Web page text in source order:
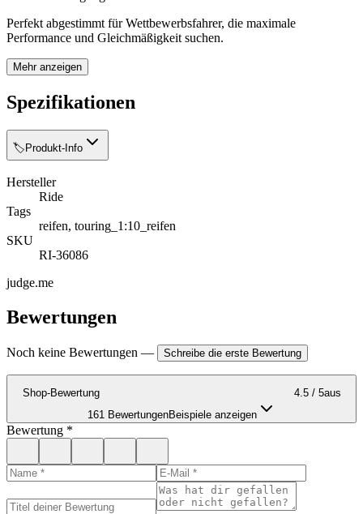
Perfekt abgestimmt für Wettbewerbsfahrer, die maximale
Performance und Gleichmäßigkeit suchen.
Mehr anzeigen
Spezifikationen
🏷️Produkt-Info
Hersteller
Ride
Tags
reifen, touring_1:10_reifen
SKU
RI-36086
judge.me
Bewertungen
Noch keine Bewertungen — Schreibe die erste Bewertung
Shop-Bewertung 4.5/ 5aus
161 BewertungenBeispiele anzeigen
Bewertung *